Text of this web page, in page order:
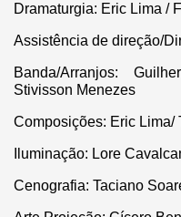
Dramaturgia: Eric Lima /
Assistência de direção/
Banda/Arranjos:
Stivisson Menezes
Composições: Eric Lima/
Iluminação: Lore
Cenografia: Taciano